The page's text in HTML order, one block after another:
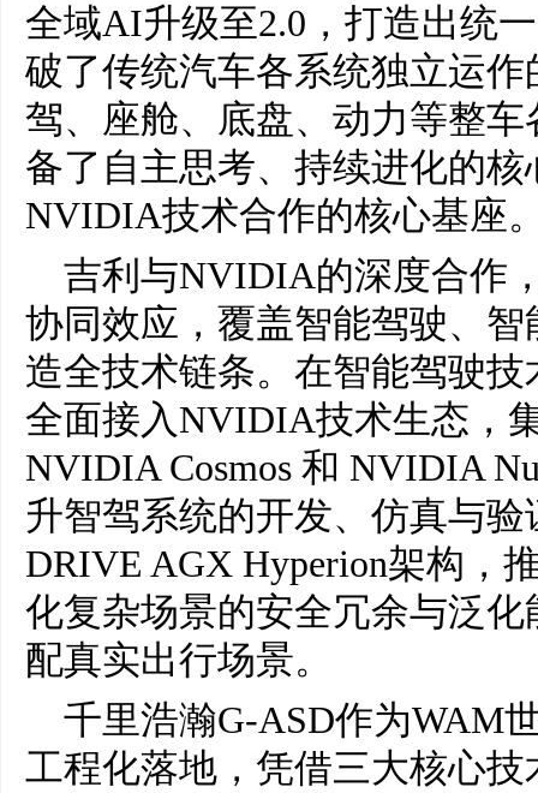
全域AI升级至2.0，打造出统
破了传统汽车各系统独立运
驾、座舱、底盘、动力等整
备了自主思考、持续进化的
NVIDIA技术合作的核心基座
吉利与NVIDIA的深度合作
协同效应，覆盖智能驾驶、
造全技术链条。在智能驾驶
全面接入NVIDIA技术生态，
NVIDIA Cosmos 和 NVIDIA
升智驾系统的开发、仿真与
DRIVE AGX Hyperion架构，
化复杂场景的安全冗余与泛
配真实出行场景。
千里浩瀚G-ASD作为WAM
工程化落地，凭借三大核心